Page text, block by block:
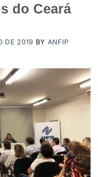
do Ceará
DE 2019 BY ANFIP